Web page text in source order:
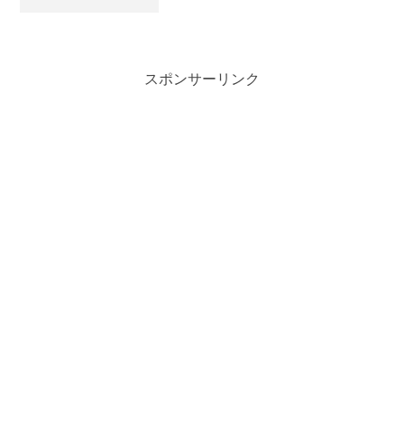
スポンサーリンク